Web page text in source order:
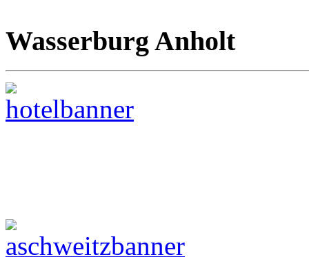
Wasserburg Anholt